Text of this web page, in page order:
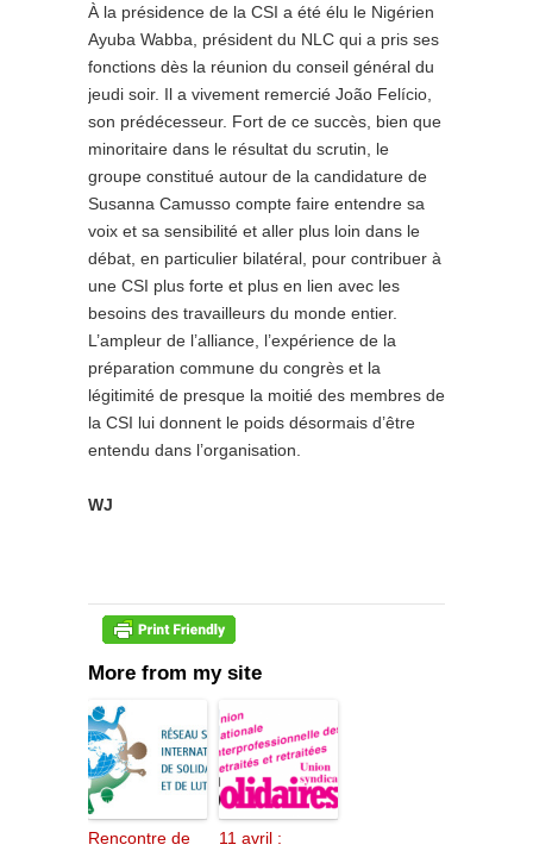
À la présidence de la CSI a été élu le Nigérien
Ayuba Wabba, président du NLC qui a pris ses
fonctions dès la réunion du conseil général du
jeudi soir. Il a vivement remercié João Felício,
son prédécesseur. Fort de ce succès, bien que
minoritaire dans le résultat du scrutin, le
groupe constitué autour de la candidature de
Susanna Camusso compte faire entendre sa
voix et sa sensibilité et aller plus loin dans le
débat, en particulier bilatéral, pour contribuer à
une CSI plus forte et plus en lien avec les
besoins des travailleurs du monde entier.
L’ampleur de l’alliance, l’expérience de la
préparation commune du congrès et la
légitimité de presque la moitié des membres de
la CSI lui donnent le poids désormais d’être
entendu dans l’organisation.
WJ
More from my site
Rencontre de
11 avril :